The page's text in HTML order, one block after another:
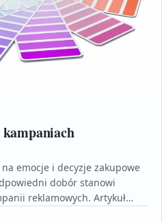
emocje i decyzje zakupowe
dobór stanowi
reklamowych. Artykuł